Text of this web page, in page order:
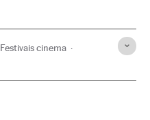
Festivais cinema